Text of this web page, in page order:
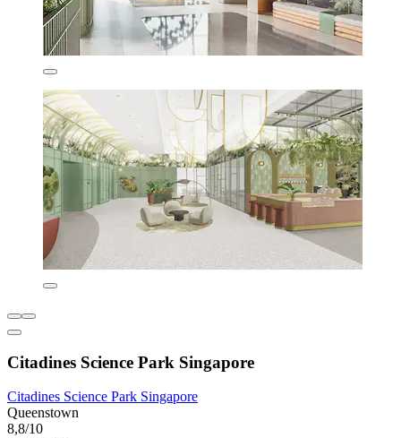
Citadines Science Park Singapore
Citadines Science Park Singapore
Queenstown
8,8/10